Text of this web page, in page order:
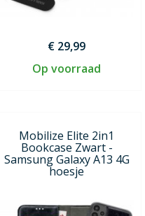
€ 29,99
Op voorraad
Mobilize Elite 2in1
Bookcase Zwart -
Samsung Galaxy A13 4G
hoesje